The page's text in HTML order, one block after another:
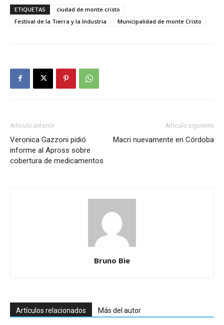
ETIQUETAS
ciudad de monte cristo
Festival de la Tierra y la Industria
Municipalidad de monte Cristo
Artículo anterior
Veronica Gazzoni pidió
informe al Apross sobre
cobertura de medicamentos
Artículo siguiente
Macri nuevamente en Córdoba
Bruno Bie
Artículos relacionados Más del autor